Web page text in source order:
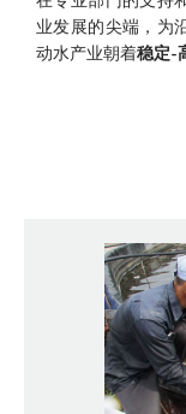
业发展的尖端，为
动水产业朝着稳定-